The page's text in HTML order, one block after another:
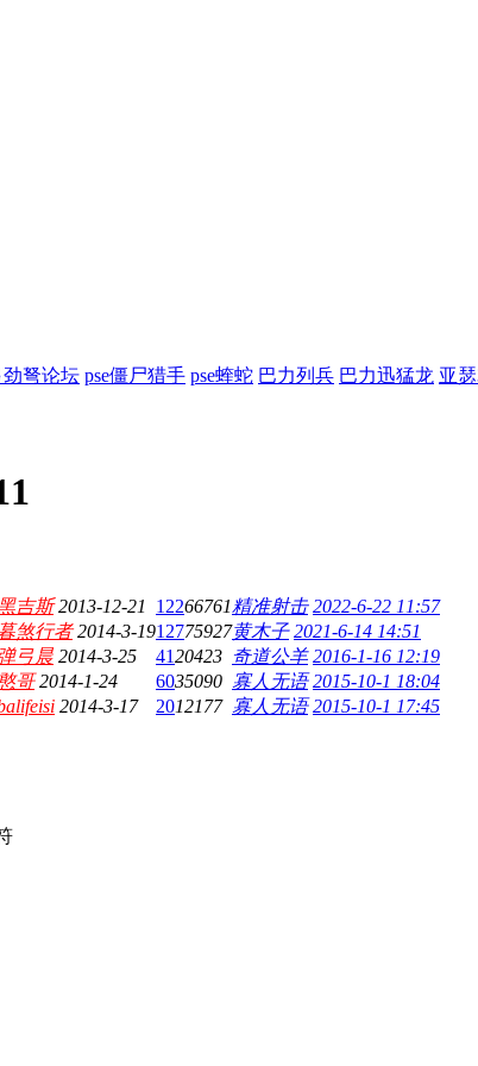
弩论坛 pse僵尸猎手 pse蝰蛇 巴力列兵 巴力迅猛龙 亚
吉斯 2013-12-21 12266761精准射击 2022-6-22 11:57
煞行者 2014-3-1912775927黄木子 2021-6-14 14:51
弓晨 2014-3-25 4120423 奇道公羊 2016-1-16 12:19
哥 2014-1-24 6035090 寡人无语 2015-10-1 18:04
2014-3-17 2012177 寡人无语 2015-10-1 17:45